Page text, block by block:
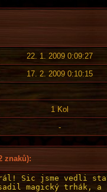
22. 1. 2009 0:09:27
17. 2. 2009 0:10:15
1 Kol
-
znaků):